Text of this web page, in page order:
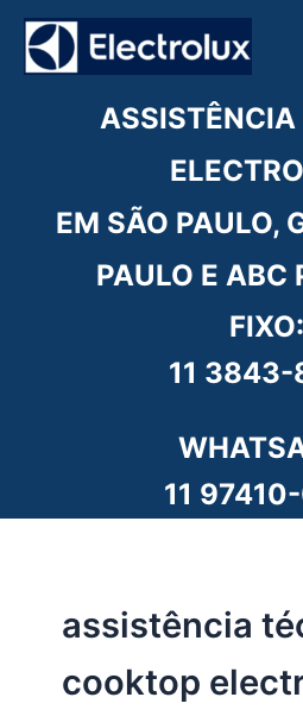
para
EM SÃO PAULO,
PAULO E ABC
FIXO:
11 3843-
11
assistência
cooktop